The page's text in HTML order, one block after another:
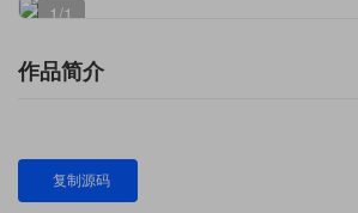
1/1
作品简介
复制源码